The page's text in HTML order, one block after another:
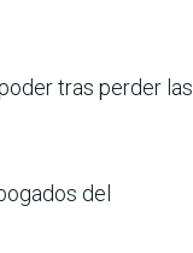
tras perder las
del